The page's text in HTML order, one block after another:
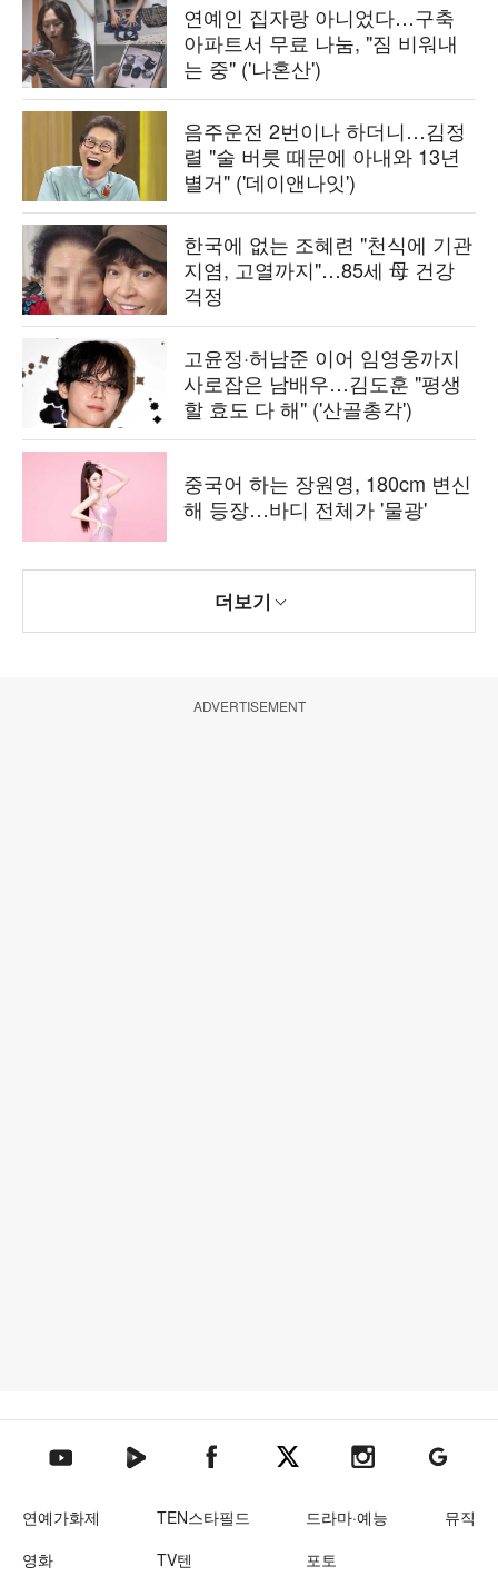
연예인 집자랑 아니었다…구축
아파트서 무료 나눔, "짐 비워내
는 중" ('나혼산')
음주운전 2번이나 하더니…김정
렬 "술 버릇 때문에 아내와 13년
별거" ('데이앤나잇')
한국에 없는 조혜련 "천식에 기관
지염, 고열까지"…85세 母 건강
걱정
고윤정·허남준 이어 임영웅까지
사로잡은 남배우…김도훈 "평생
할 효도 다 해" ('산골총각')
중국어 하는 장원영, 180cm 변신
해 등장…바디 전체가 '물광'
더보기
ADVERTISEMENT
텐아시아 유튜브텐아시아 네이버TV텐아시아 페이스북텐아시아 엑스텐아시아 인스타그램
텐아시아
연예가화제 TEN스타필드 드라마·예능
뮤직
영화
TV텐 포토